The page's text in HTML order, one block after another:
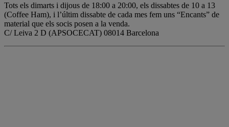
Tots els dimarts i dijous de 18:00 a 20:00, els dissabtes de 10 a 13
(Coffee Ham), i l’últim dissabte de cada mes fem uns “Encants” de
material que els socis posen a la venda.
C/ Leiva 2 D (APSOCECAT) 08014 Barcelona